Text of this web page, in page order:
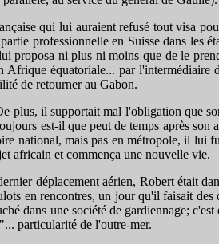
qui lui auraient refusé tout visa
professionnelle en Suisse dans les
proposa ni plus ni moins que de le
équatoriale... par l'intermédiaire
de retourner au Gabon.
plus, il supportait mal l'obligation que
est-il que peut de temps après son
national, mais pas en métropole, il lui
africain et commença une nouvelle vie.
déplacement aérien, Robert était
en rencontres, un jour qu'il faisait des
dans une société de gardiennage; c'est
particularité de l'outre-mer.